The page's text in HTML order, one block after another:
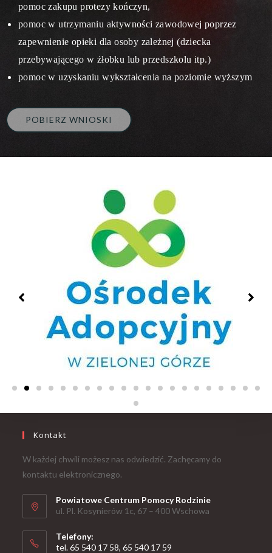
pomoc zakupu protezy kończyn,
pomoc w utrzymaniu aktywności zawodowej poprzez
zapewnienie opieki dla osoby zależnej (dziecka
przebywającego w żłobku lub przedszkolu itp.)
pomoc w uzyskaniu wykształcenia na poziomie wyższym
POBIERZ WNIOSKI
Kontakt
W każdej chwili możesz nas odwiedzić. Zachęcamy do
kontaktu elektronicznego.
Powiatowe Centrum Pomocy Rodzinie
ul. Pl. Kosynierów 1c, 67 – 400 Wschowa
Telefony:
tel. 65 540 17 58, 65 540 17 59